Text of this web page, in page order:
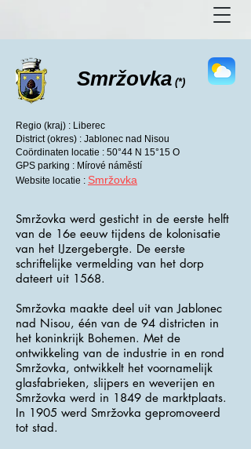
Smržovka(*)
Regio (kraj) : Liberec
District (okres) : Jablonec nad Nisou
Coördinaten locatie : 50°44 N 15°15 O
GPS parking : Mírové náměstí
Website locatie : Smržovka
Smržovka werd gesticht in de eerste helft
van de 16e eeuw tijdens de kolonisatie
van het IJzergebergte. De eerste
schriftelijke vermelding van het dorp
dateert uit 1568.
Smržovka maakte deel uit van Jablonec
nad Nisou, één van de 94 districten in
het koninkrijk Bohemen. Met de
ontwikkeling van de industrie in en rond
Smržovka, ontwikkelt het voornamelijk
glasfabrieken, slijpers en weverijen en
Smržovka werd in 1849 de marktplaats.
In 1905 werd Smržovka gepromoveerd
tot stad.